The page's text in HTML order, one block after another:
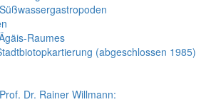
Raumes
(abgeschlossen 1985)
Dr. Rainer Willmann: